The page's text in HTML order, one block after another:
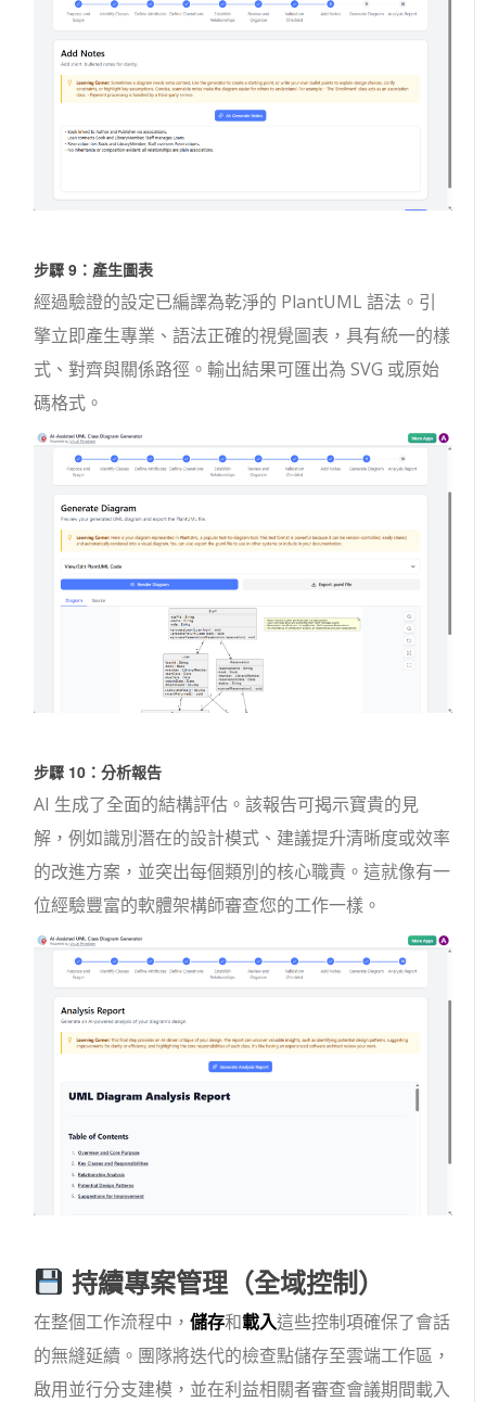
步驟 9：產生圖表
經過驗證的設定已編譯為乾淨的 PlantUML 語法。引
擎立即產生專業、語法正確的視覺圖表，具有統一的樣
式、對齊與關係路徑。輸出結果可匯出為 SVG 或原始
碼格式。
步驟 10：分析報告
AI 生成了全面的結構評估。該報告可揭示寶貴的見
解，例如識別潛在的設計模式、建議提升清晰度或效率
的改進方案，並突出每個類別的核心職責。這就像有一
位經驗豐富的軟體架構師審查您的工作一樣。
持續專案管理（全域控制）
在整個工作流程中，儲存和載入這些控制項確保了會話
的無縫延續。團隊將迭代的檢查點儲存至雲端工作區，
啟用並行分支建模，並在利益相關者審查會議期間載入